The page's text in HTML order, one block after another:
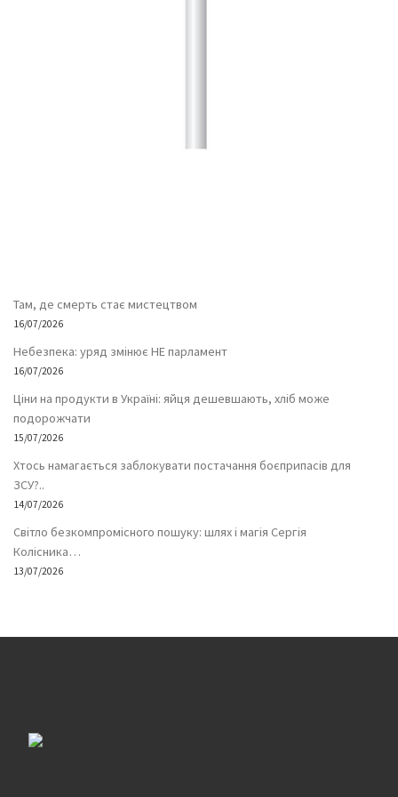
Там, де смерть стає мистецтвом
16/07/2026
Небезпека: уряд змінює НЕ парламент
16/07/2026
Ціни на продукти в Україні: яйця дешевшають, хліб може
подорожчати
15/07/2026
Хтось намагається заблокувати постачання боєприпасів для
ЗСУ?..
14/07/2026
Світло безкомпромісного пошуку: шлях і магія Сергія
Колісника…
13/07/2026